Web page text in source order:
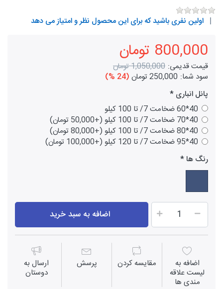
اولین نفری باشید که برای این محصول نظر و امتیاز می دهد
800,000 تومان
قیمت قدیمی: 1,050,000 تومان
سود شما: 250,000 تومان
(24 %)
پانل انباری
40*60 ضخامت 7/ تا 100 کیلو
40*70 ضخامت 7/ تا 100 کیلو (+50,000 تومان)
40*80 ضخامت 7/ تا 100 کیلو (+80,000 تومان)
40*95 ضخامت 7/ تا 120 کیلو (+100,000 تومان)
رنگ ها
اضافه به سبد خرید
اضافه به
لیست علاقه
مندی ها
مقايسه كردن پرسش ارسال به
دوستان